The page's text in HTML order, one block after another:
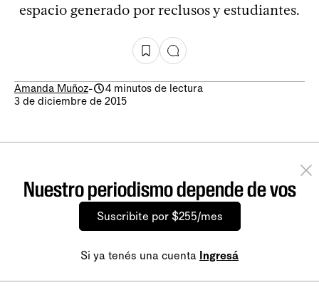
espacio generado por reclusos y estudiantes.
Amanda Muñoz-
4 minutos de lectura
3 de diciembre de 2015
Nuestro periodismo depende de vos
Suscribite por $255/mes
Si ya tenés una cuenta Ingresá